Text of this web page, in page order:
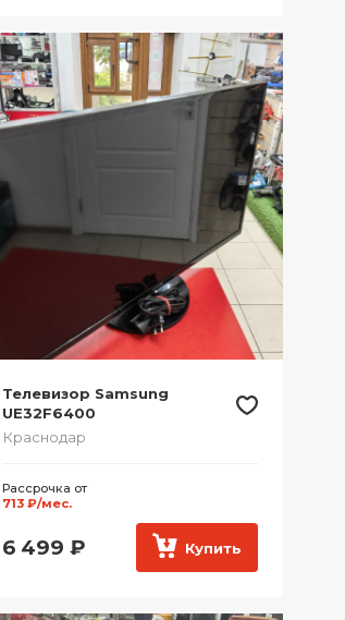
Телевизор Samsung
UE32F6400
Краснодар
Рассрочка от
713 ₽/мес.
6 499 ₽ Купить